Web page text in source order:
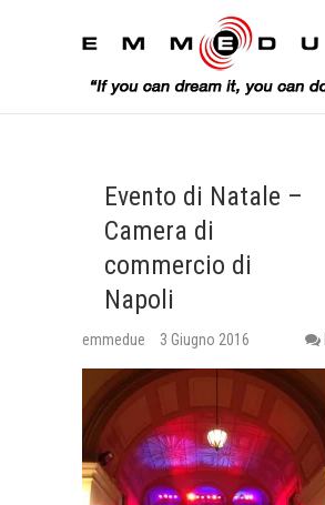
Evento di Natale –
Camera di
commercio di
Napoli
emmedue 3 Giugno 2016